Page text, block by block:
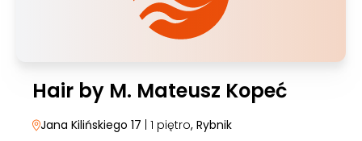
Hair by M. Mateusz Kopeć
Jana Kilińskiego 17 | 1 piętro, Rybnik